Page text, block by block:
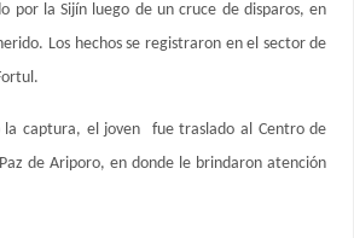
por la Sijín luego de un cruce de disparos, en
Los hechos se registraron en el sector de
la captura, el joven fue traslado al Centro de
de Ariporo, en donde le brindaron atención